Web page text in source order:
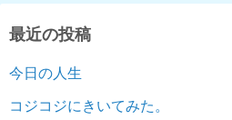
最近の投稿
今日の人生
コジコジにきいてみた。